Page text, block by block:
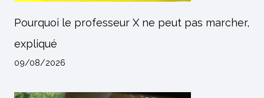
Pourquoi le professeur X ne peut pas marcher,
expliqué
09/08/2026